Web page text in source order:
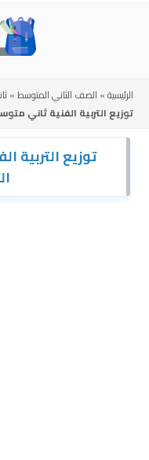
الرئيسية» الصف الثاني المتوسط»
توزيع التربية الفنية ثاني متوسط
توزيع التربية